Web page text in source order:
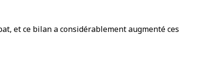
et ce bilan a considérablement augmenté ces